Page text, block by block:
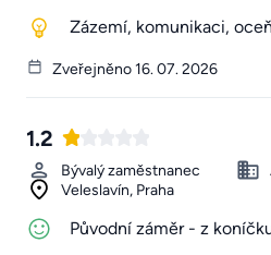
Zázemí, komunikaci,
Zveřejněno 16. 07. 2026
1.2
Bývalý zaměstnanec
Veleslavín, Praha
Původní záměr - z